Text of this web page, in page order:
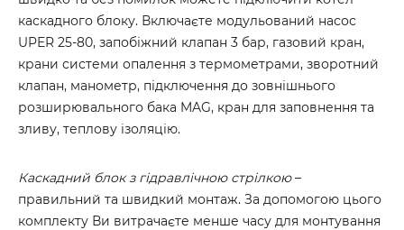
каскадного блоку. Включаєте модульований насос
UPER 25-80, запобіжний клапан 3 бар, газовий кран,
крани системи опалення з термометрами, зворотний
клапан, манометр, підключення до зовнішнього
розширювального бака MAG, кран для заповнення та
зливу, теплову ізоляцію.
Каскадний блок з гідравлічною стрілкою–
правильний та швидкий монтаж. За допомогою цього
комплекту Ви витрачаєте менше часу для монтування